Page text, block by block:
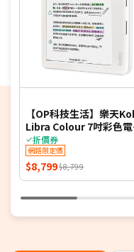
【OP科技生活】樂天
Libra Colour 7吋彩色電
書閱讀器-(白)
折價券
網路限定價
$8,799$8,799